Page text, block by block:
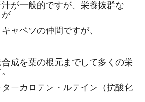
が一般的ですが、栄養抜群な
が
ャベツの仲間ですが、
成を葉の根元までして多くの栄
ーカロテン・ルテイン（抗酸化